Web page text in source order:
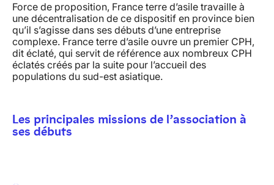
Force de proposition, France terre d’asile travaille à
une décentralisation de ce dispositif en province bien
qu’il s’agisse dans ses débuts d’une entreprise
complexe. France terre d’asile ouvre un premier CPH,
dit éclaté, qui servit de référence aux nombreux CPH
éclatés créés par la suite pour l’accueil des
populations du sud-est asiatique.
Les principales missions de l’association à
ses débuts